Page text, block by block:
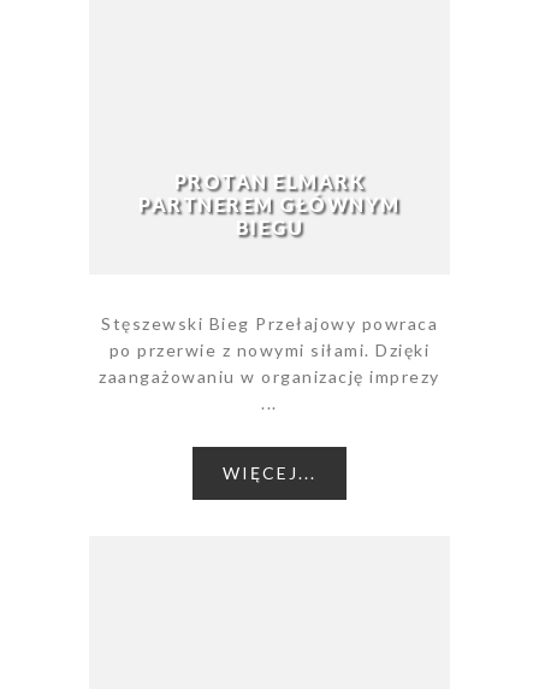
PROTAN ELMARK
PARTNEREM GŁÓWNYM
BIEGU
Stęszewski Bieg Przełajowy powraca
po przerwie z nowymi siłami. Dzięki
zaangażowaniu w organizację imprezy
...
WIĘCEJ...